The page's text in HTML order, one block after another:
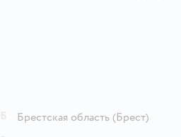
Брестская область (Брест)